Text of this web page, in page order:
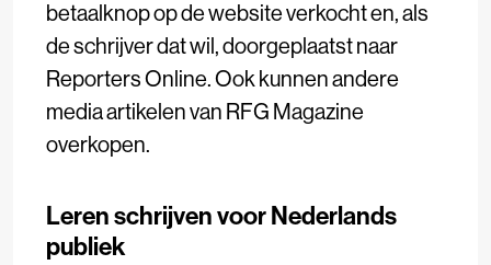
betaalknop op de website verkocht en, als
de schrijver dat wil, doorgeplaatst naar
Reporters Online. Ook kunnen andere
media artikelen van RFG Magazine
overkopen.
Leren schrijven voor Nederlands
publiek